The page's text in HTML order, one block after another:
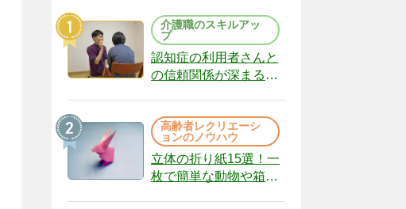
介護職のスキルアッ
プ
認知症の利用者さんと
の信頼関係が深まる声
（22）
高齢者レクリエーシ
ョンのノウハウ
立体の折り紙15選！一
枚で簡単な動物や箱、